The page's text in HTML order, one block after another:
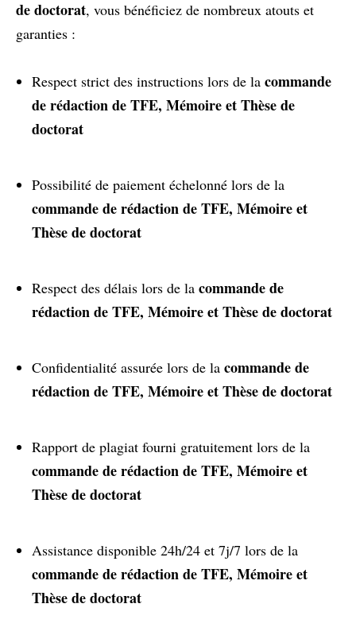
de doctorat, vous bénéficiez de nombreux atouts et
garanties :
Respect strict des instructions lors de la commande
de rédaction de TFE, Mémoire et Thèse de
doctorat
Possibilité de paiement échelonné lors de la
commande de rédaction de TFE, Mémoire et
Thèse de doctorat
Respect des délais lors de la commande de
rédaction de TFE, Mémoire et Thèse de doctorat
Confidentialité assurée lors de la commande de
rédaction de TFE, Mémoire et Thèse de doctorat
Rapport de plagiat fourni gratuitement lors de la
commande de rédaction de TFE, Mémoire et
Thèse de doctorat
Assistance disponible 24h/24 et 7j/7 lors de la
commande de rédaction de TFE, Mémoire et
Thèse de doctorat